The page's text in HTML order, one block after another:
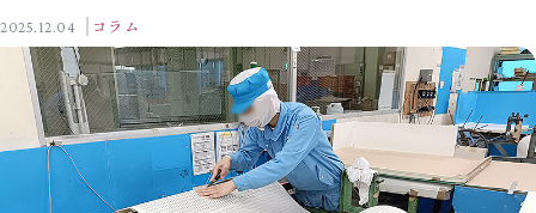
2025.12.04 コラム